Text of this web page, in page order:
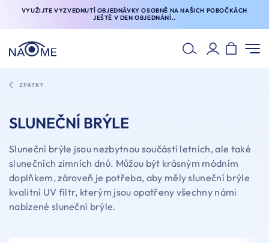
VYUŽIJTE VYZVEDNUTÍ OBJEDNÁVKY OSOBNĚ NA NAŠICH POBOČKÁCH
JEŠTĚ V DEN OBJEDNÁNÍ..
ZPÁTKY
SLUNEČNÍ BRÝLE
Sluneční brýle jsou nezbytnou součástí letních, ale také
slunečních zimních dnů. Můžou být krásným módním
doplňkem, zároveň je potřeba, aby měly sluneční brýle
kvalitní UV filtr, kterým jsou opatřeny všechny námi
nabízené sluneční brýle.